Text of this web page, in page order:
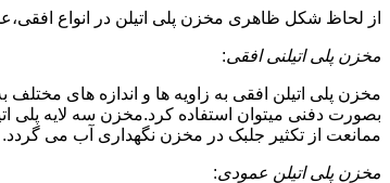
از لحاظ شکل ظاهری مخزن پلی اتیلن در انواع
مخزن پلی اتیلنی افقی:
مخزن پلی اتیلن افقی به زاویه ها و اندازه های مختلف
بصورت دفنی میتوان استفاده کرد.مخزن سه لایه پلی
ممانعت از تکثیر جلبک در مخزن نگهداری آب می گردد.
مخزن پلی اتیلن عمودی: